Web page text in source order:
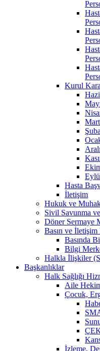
Kurul
Hasta
İletişim
Hukuk ve
Sivil Savunma
Döner Sermaye
Basın ve
Basında
Bilgi
Halkla İlişkiler
Başkanlıklar
Halk Sağlığı
Aile
Çocuk,
İzleme,